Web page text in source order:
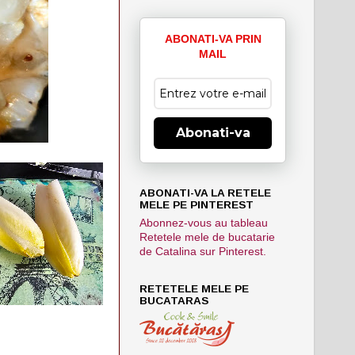
ABONATI-VA PRIN
MAIL
Abonati-va
ABONATI-VA LA RETELE
MELE PE PINTEREST
Abonnez-vous au tableau
Retetele mele de bucatarie
de Catalina sur Pinterest.
RETETELE MELE PE
BUCATARAS